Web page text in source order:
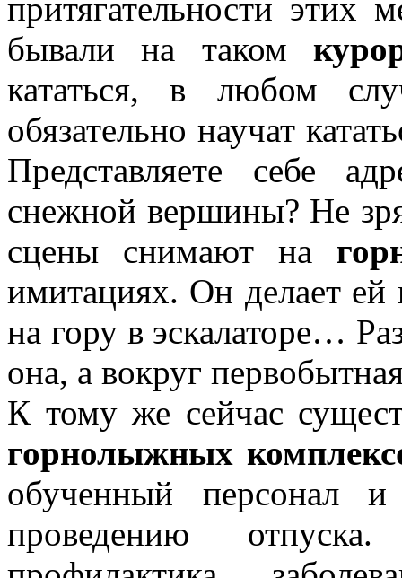
притягательности
бывали на таком
кататься, в любом
обязательно научат
Представляете себе
снежной вершины? Не
сцены снимают на
имитациях. Он делает ей
на гору в эскалаторе…
она, а вокруг
К тому же сейчас
горнолыжных
обученный персонал
проведению